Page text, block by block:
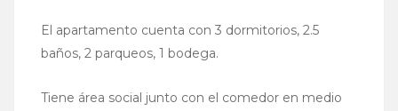
El apartamento cuenta con 3 dormitorios, 2.5
baños, 2 parqueos, 1 bodega.
Tiene área social junto con el comedor en medio